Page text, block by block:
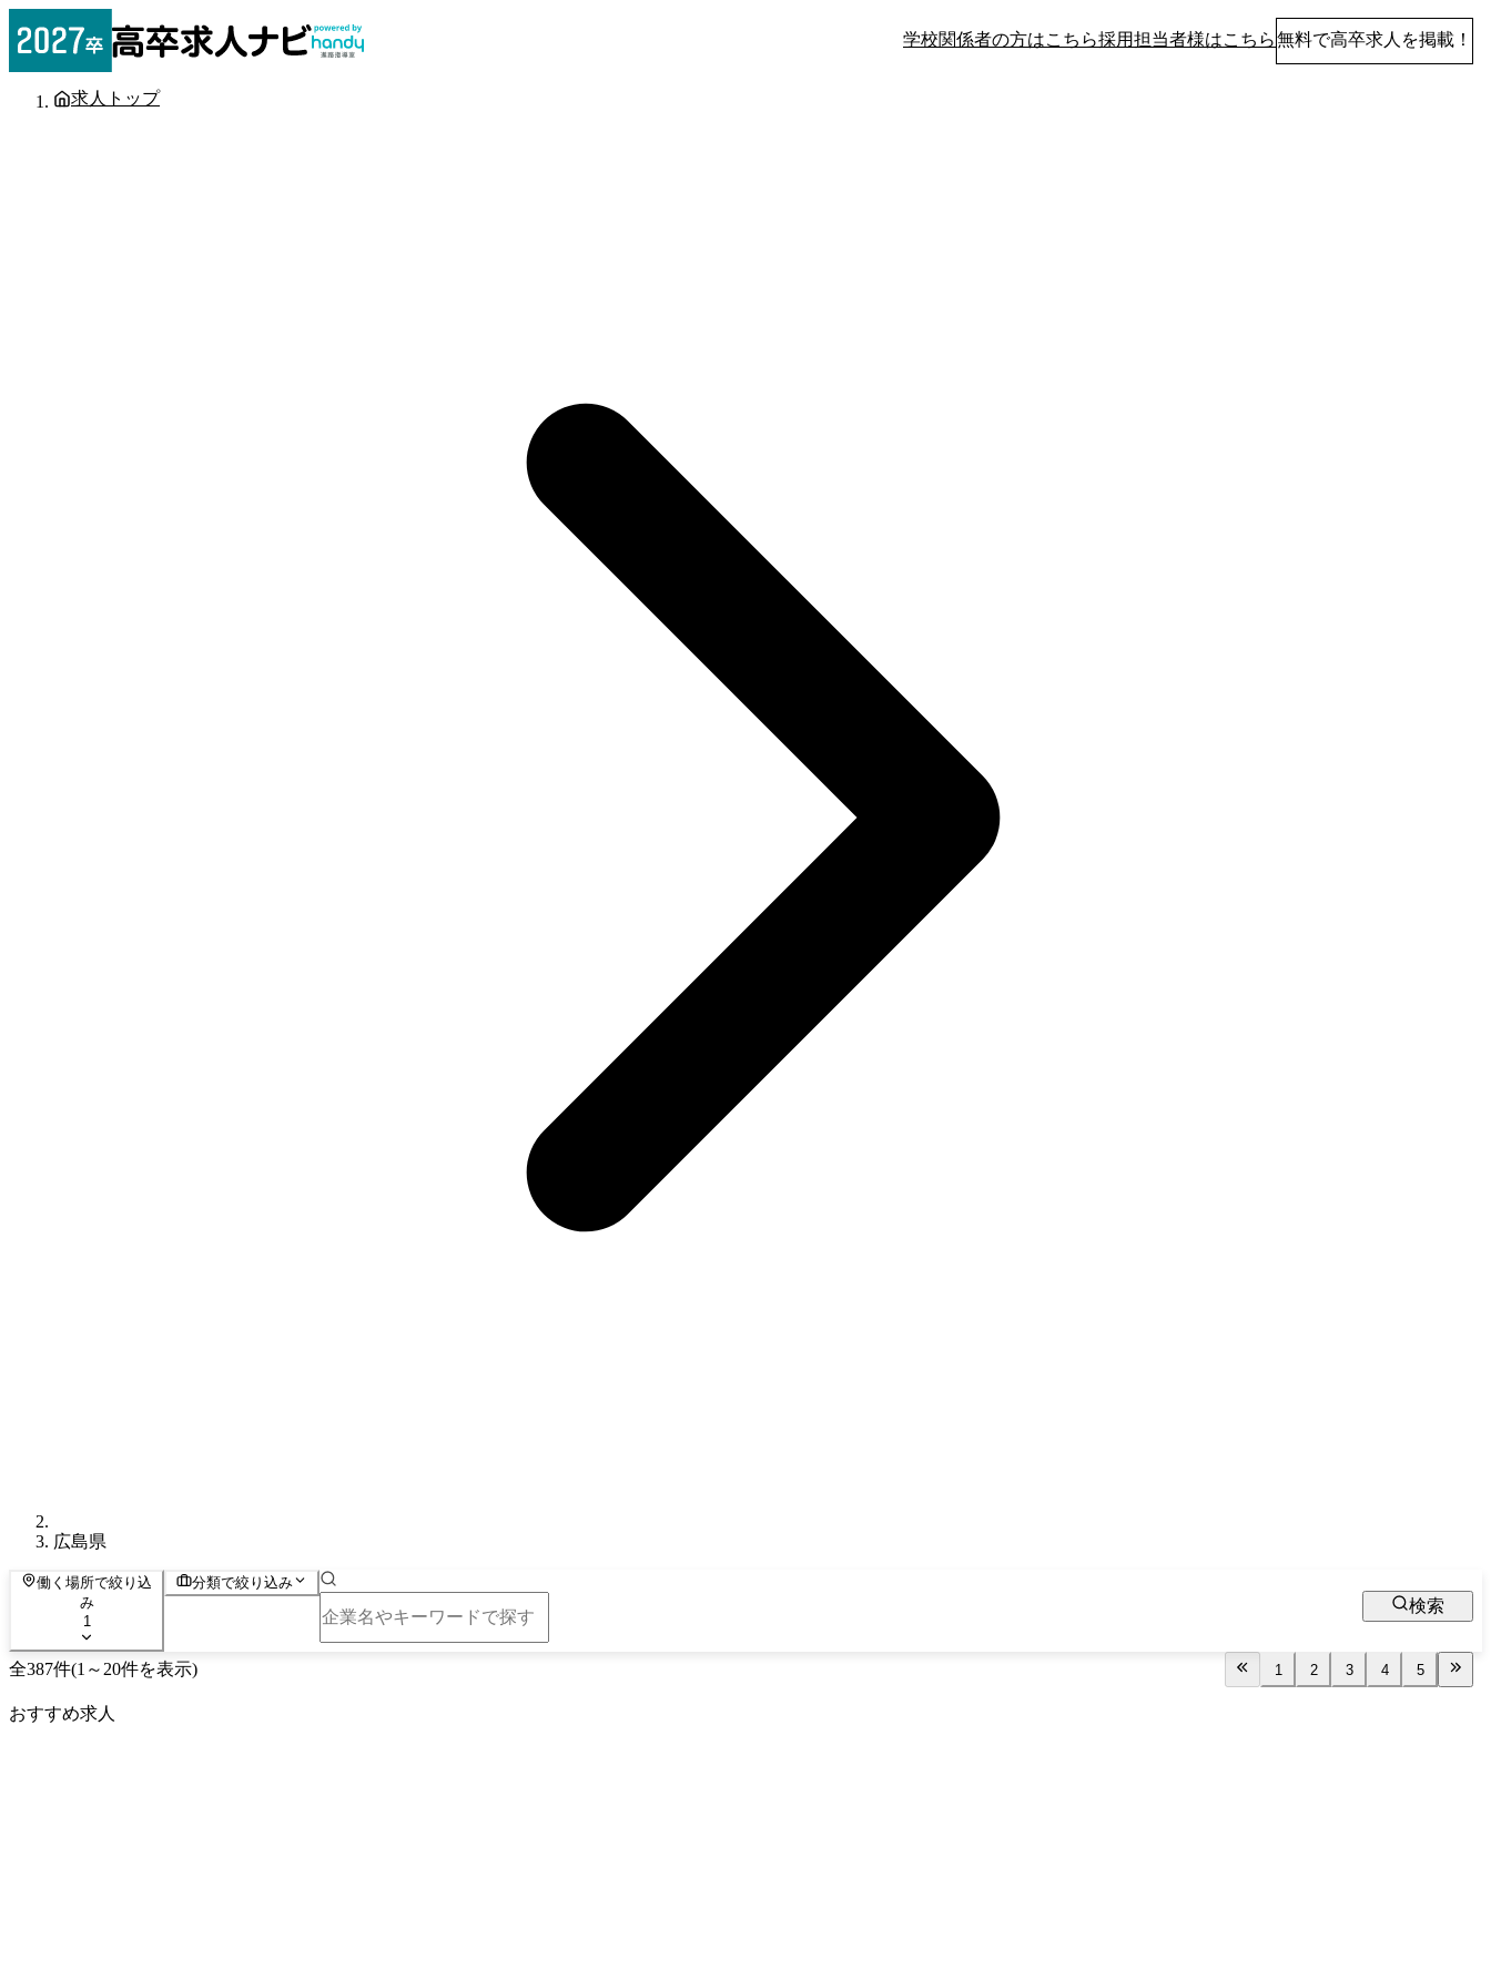
学校関係者の方はこちら採用担当者様はこちら無料で高卒求人を掲載！
求人トップ
広島県
働く場所で絞り込
み
1
分類で絞り込み
検索
全387件(1 ～ 20件を表示) 1 2 3 4 5
おすすめ求人